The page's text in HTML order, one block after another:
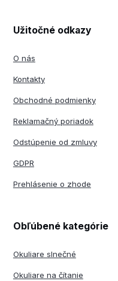
Užitočné odkazy
O nás
Kontakty
Obchodné podmienky
Reklamačný poriadok
Odstúpenie od zmluvy
GDPR
Prehlásenie o zhode
Obľúbené kategórie
Okuliare slnečné
Okuliare na čítanie